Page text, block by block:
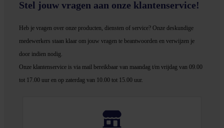
Stel jouw vragen aan onze klantenservice!
Heb je vragen over onze producten, diensten of service? Onze deskundige
medewerkers staan klaar om jouw vragen te beantwoorden en verwijzen je
door indien nodig.
Onze klantenservice is via mail bereikbaar van maandag t/m vrijdag van 09.00
tot 17.00 uur en op zaterdag van 10.00 tot 15.00 uur.